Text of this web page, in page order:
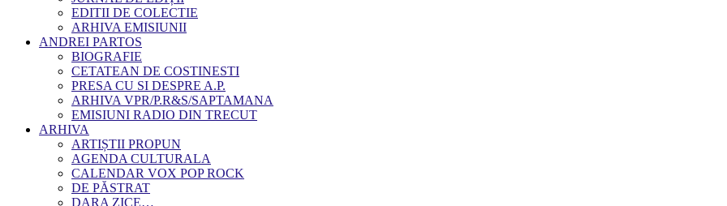
EDITII DE COLECTIE
ARHIVA EMISIUNII
ANDREI PARTOS
BIOGRAFIE
CETATEAN DE COSTINESTI
PRESA CU SI DESPRE A.P.
ARHIVA VPR/P.R&S/SAPTAMANA
EMISIUNI RADIO DIN TRECUT
ARHIVA
ARTIȘTII PROPUN
AGENDA CULTURALA
CALENDAR VOX POP ROCK
DE PĂSTRAT
DARA ZICE…